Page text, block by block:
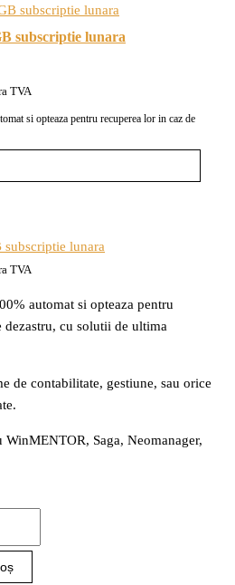
subscriptie lunara
TVA
si opteaza pentru recuperea lor in caz de
lunara
lei.
TVA
automat si opteaza pentru
dezastru, cu solutii de ultima
de contabilitate, gestiune, sau orice
Saga, Neomanager,